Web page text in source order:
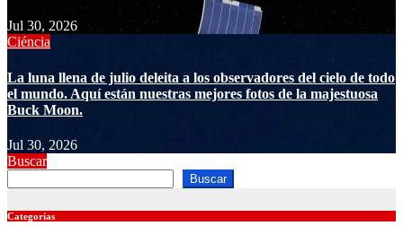
Jul 30, 2026
Ciéncia
La luna llena de julio deleita a los observadores del cielo de todo
el mundo. Aquí están nuestras mejores fotos de la majestuosa
Buck Moon.
Jul 30, 2026
Buscar
Buscar
Categorías